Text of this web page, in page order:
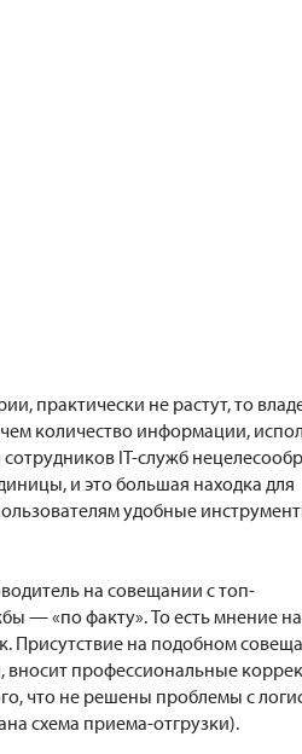
практически не растут, то
количество информации,
IT-служб
и это большая находка для
удобные
на совещании с топ-
— «по факту». То есть мнение
Присутствие на подобном
вносит профессиональные
что не решены проблемы с
схема приема-отгрузки).